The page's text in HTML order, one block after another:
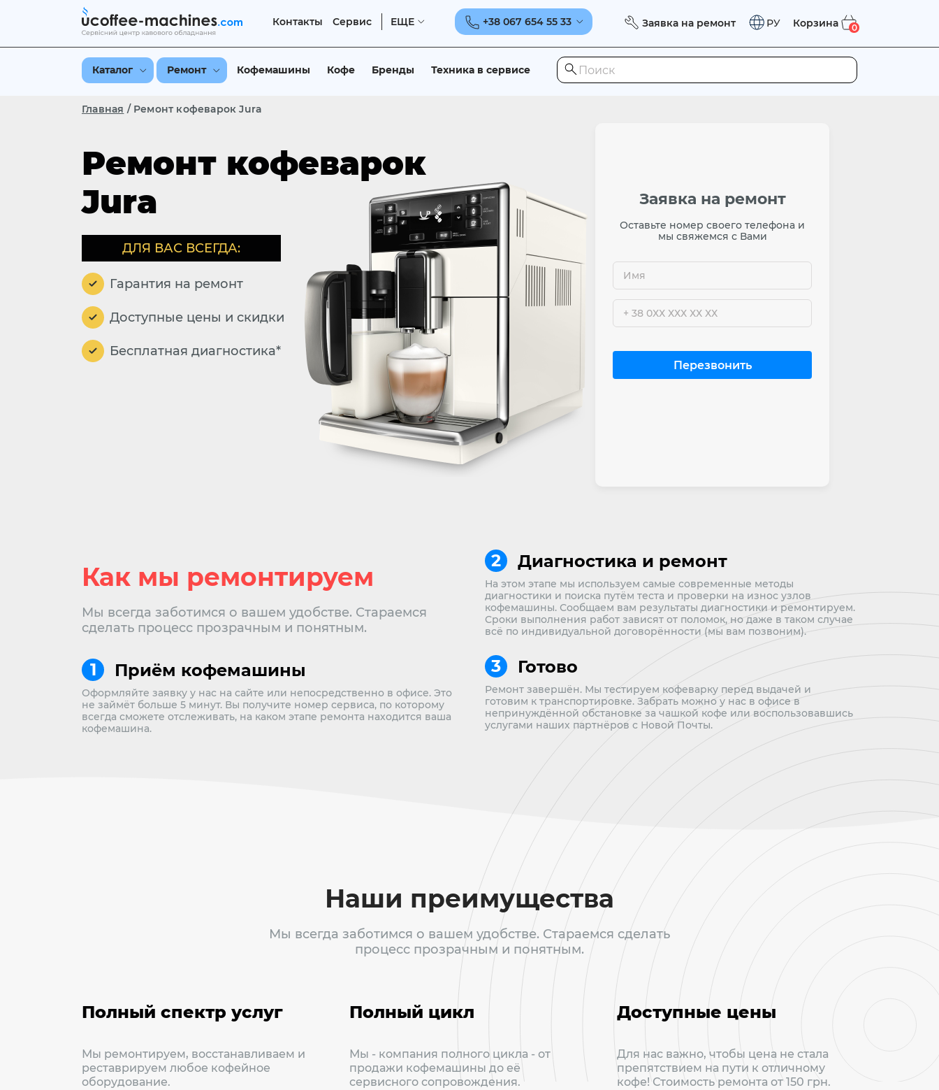
Контакты Сервис ЕЩЕ +38 067 654 55 33 Заявка на ремонт РУ Корзина 0
Каталог Ремонт Кофемашины Кофе Бренды Техника в сервисе
Главная / Ремонт кофеварок Jura
Ремонт кофеварок
Jura
ДЛЯ ВАС ВСЕГДА:
Гарантия на ремонт
Доступные цены и скидки
Бесплатная диагностика*
Заявка на ремонт
Оставьте номер своего телефона и
мы свяжемся с Вами
Как мы ремонтируем
Мы всегда заботимся о вашем удобстве. Стараемся
сделать процесс прозрачным и понятным.
Приём кофемашины
Оформляйте заявку у нас на сайте или непосредственно в офисе. Это
не займёт больше 5 минут. Вы получите номер сервиса, по которому
всегда сможете отслеживать, на каком этапе ремонта находится ваша
кофемашина.
Диагностика и ремонт
На этом этапе мы используем самые современные методы
диагностики и поиска путём теста и проверки на износ узлов
кофемашины. Сообщаем вам результаты диагностики и ремонтируем.
Сроки выполнения работ зависят от поломок, но даже в таком случае
всё по индивидуальной договорённости (мы вам позвоним).
Готово
Ремонт завершён. Мы тестируем кофеварку перед выдачей и
готовим к транспортировке. Забрать можно у нас в офисе в
непринуждённой обстановке за чашкой кофе или воспользовавшись
услугами наших партнёров с Новой Почты.
Наши преимущества
Мы всегда заботимся о вашем удобстве. Стараемся сделать
процесс прозрачным и понятным.
Полный спектр услуг
Мы ремонтируем, восстанавливаем и
реставрируем любое кофейное
оборудование.
Полный цикл
Мы - компания полного цикла - от
продажи кофемашины до её
сервисного сопровождения.
Доступные цены
Для нас важно, чтобы цена не стала
препятствием на пути к отличному
кофе! Стоимость ремонта от 150 грн.